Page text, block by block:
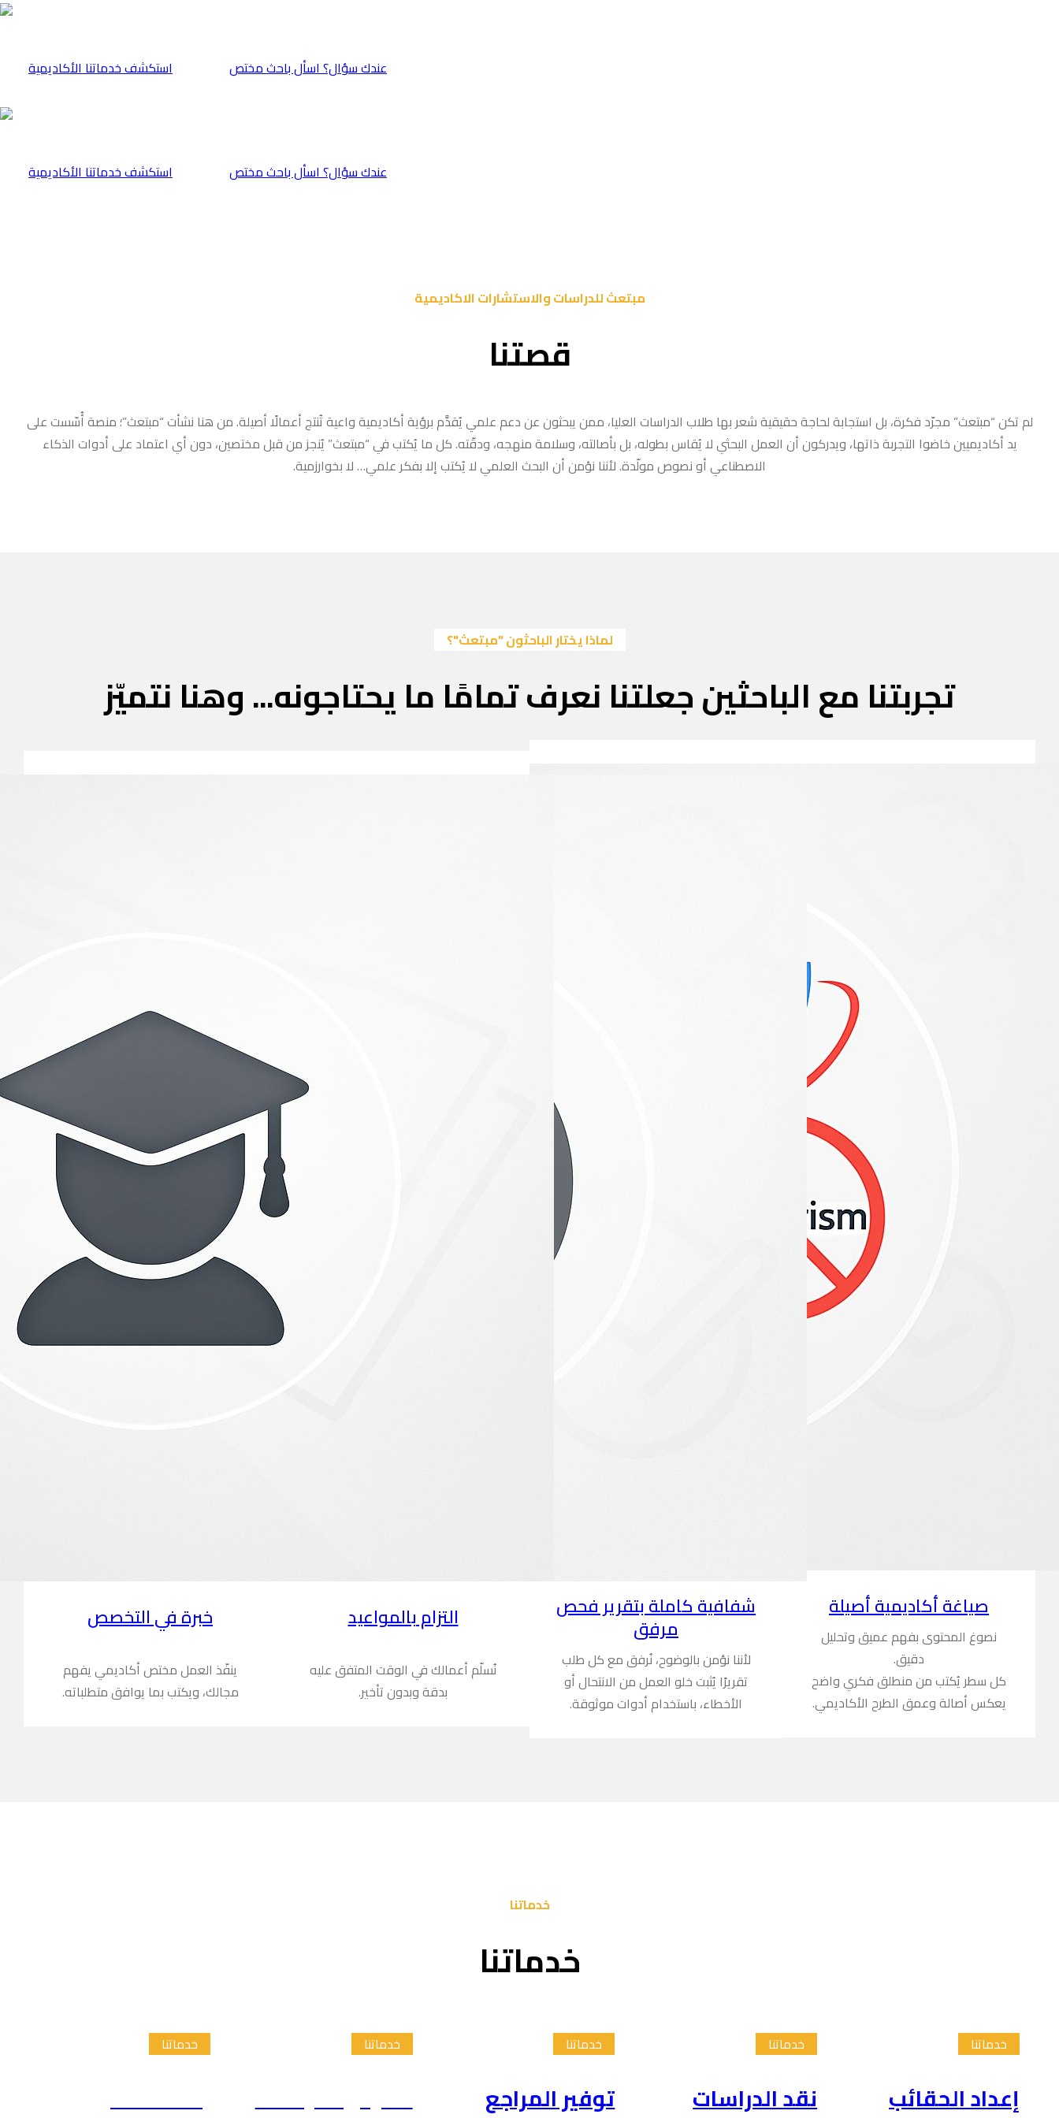
⁠استكشف خدماتنا الأكاديمية عندك سؤال؟ اسأل باحث مختص
⁠استكشف خدماتنا الأكاديمية عندك سؤال؟ اسأل باحث مختص
مبتعث للدراسات والاستشارات الاكاديمية
قصتنا
لم تكن “مبتعث” مجرّد فكرة، بل استجابة لحاجة حقيقية شعر بها طلاب الدراسات العليا، ممن يبحثون عن دعم علمي يُقدَّم برؤية أكاديمية واعية تُنتج أعمالًا أصيلة. من هنا نشأت “مبتعث”؛ منصة أُسّست على
يد أكاديميين خاضوا التجربة ذاتها، ويدركون أن العمل البحثي لا يُقاس بطوله، بل بأصالته، وسلامة منهجه، ودقّته. كل ما يُكتب في “مبتعث” يُنجز من قبل مختصين، دون أي اعتماد على أدوات الذكاء
الاصطناعي أو نصوص مولّدة. لأننا نؤمن أن البحث العلمي لا يُكتب إلا بفكر علمي… لا بخوارزمية.
لماذا يختار الباحثون "مبتعث"؟
تجربتنا مع الباحثين جعلتنا نعرف تمامًا ما يحتاجونه... وهنا نتميّز
صياغة أكاديمية أصيلة
نصوغ المحتوى بفهم عميق وتحليل
دقيق.
كل سطر يُكتب من منطلق فكري واضح
يعكس أصالة وعمق الطرح الأكاديمي.
شفافية كاملة بتقرير فحص
مرفق
لأننا نؤمن بالوضوح، نُرفق مع كل طلب
تقريرًا يُثبت خلو العمل من الانتحال أو
الأخطاء، باستخدام أدوات موثوقة.
التزام بالمواعيد
نُسلّم أعمالك في الوقت المتفق عليه
بدقة وبدون تأخير.
خبرة في التخصص
ينفّذ العمل مختص أكاديمي يفهم
مجالك، ويكتب بما يوافق متطلباته.
خدماتنا
خدماتنا
خدماتنا
إعداد الحقائب
خدماتنا
نقد الدراسات
خدماتنا
توفير المراجع
خدماتنا
تلخيص الدراسات
خدماتنا
إعداد الاطار